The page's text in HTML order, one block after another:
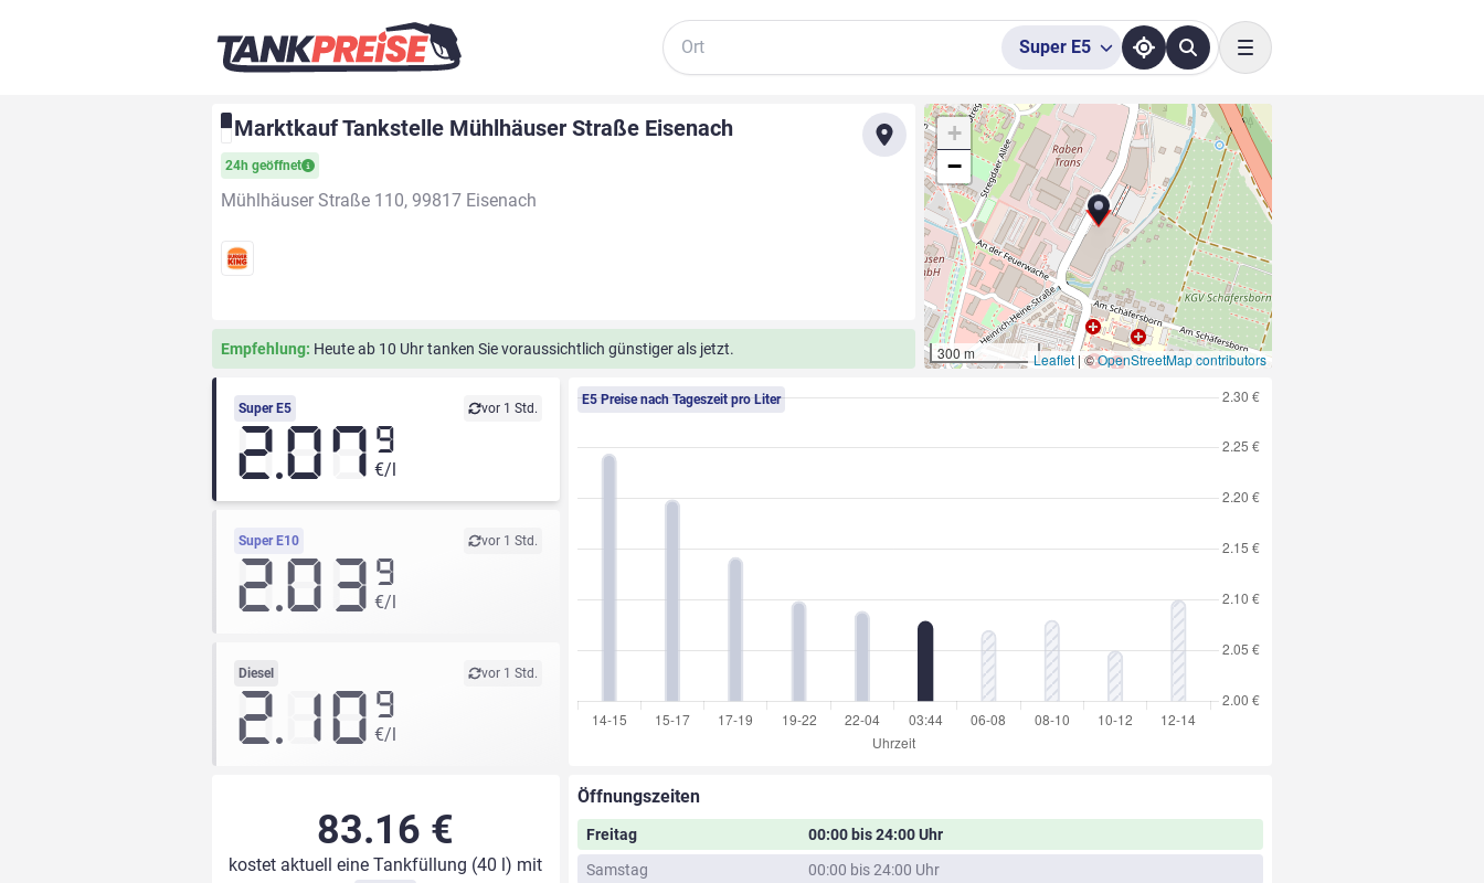
Suche
Super E5
Toggle navigation
Marktkauf Tankstelle Mühlhäuser Straße Eisenach
24h geöffnet
Mühlhäuser Straße 110, 99817 Eisenach
Empfehlung: Heute ab 10 Uhr tanken Sie voraussichtlich günstiger als jetzt.
+
−
300 m Leaflet |©OpenStreetMap contributors
Super E5 vor 1 Std.
2.07 9
€/l
Super E10 vor 1 Std.
2.03 9
€/l
Diesel vor 1 Std.
2.10 9
€/l
E5 Preise nach Tageszeit pro Liter
83.16 €
kostet aktuell eine Tankfüllung (40 l) mit
Öffnungszeiten
Freitag
00:00 bis 24:00 Uhr
Samstag
00:00 bis 24:00 Uhr